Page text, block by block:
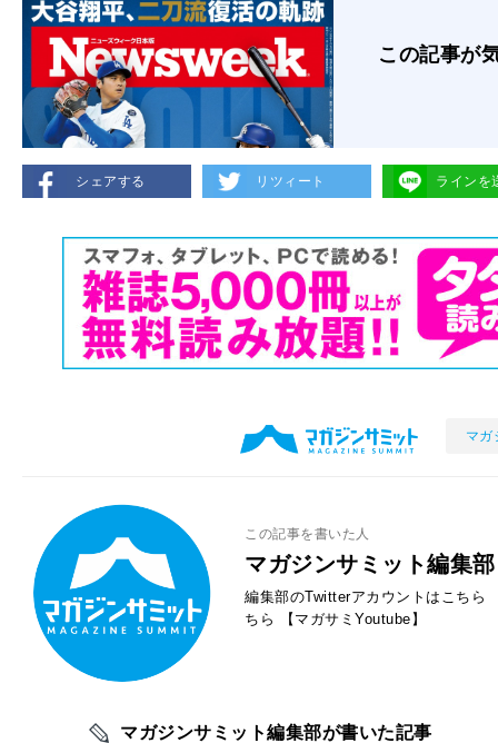
この記事が
シェアする リツィート ラインを
マガ
この記事を書いた人
マガジンサミット編集部
編集部のTwitterアカウントはこちら
ちら
【マガサミYoutube】
マガジンサミット編集部が書いた記事